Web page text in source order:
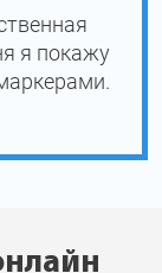
я покажу